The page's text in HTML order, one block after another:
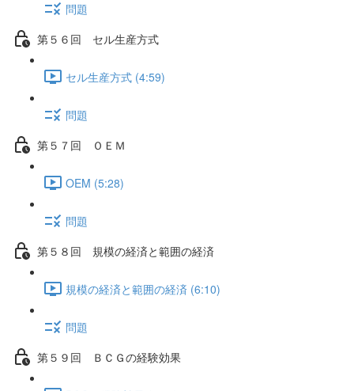
問題
第５６回 セル生産方式
セル生産方式 (4:59)
問題
第５７回 ＯＥＭ
OEM (5:28)
問題
第５８回 規模の経済と範囲の経済
規模の経済と範囲の経済 (6:10)
問題
第５９回 ＢＣＧの経験効果